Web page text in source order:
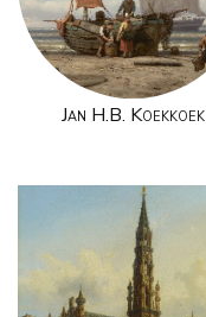
Jan H.B. Koekkoek